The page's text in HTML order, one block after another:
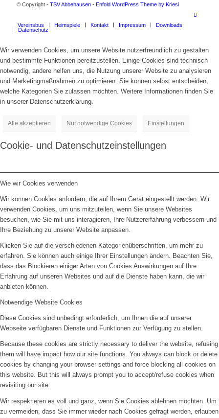
© Copyright - TSV Abbehausen- Enfold WordPress Theme by Kriesi
Vereinsbus Heimspiele Kontakt Impressum
Downloads
Datenschutz
Wir verwenden Cookies, um unsere Website nutzerfreundlich zu gestalten
und bestimmte Funktionen bereitzustellen. Einige Cookies sind technisch
notwendig, andere helfen uns, die Nutzung unserer Website zu analysieren
und Marketingmaßnahmen zu optimieren. Sie können selbst entscheiden,
welche Kategorien Sie zulassen möchten. Weitere Informationen finden Sie
in unserer Datenschutzerklärung.
Alle akzeptieren Nut notwendige Cookies Einstellungen
Cookie- und Datenschutzeinstellungen
Wie wir Cookies verwenden
Wir können Cookies anfordern, die auf Ihrem Gerät eingestellt werden. Wir
verwenden Cookies, um uns mitzuteilen, wenn Sie unsere Websites
besuchen, wie Sie mit uns interagieren, Ihre Nutzererfahrung verbessern und
Ihre Beziehung zu unserer Website anpassen.
Klicken Sie auf die verschiedenen Kategorienüberschriften, um mehr zu
erfahren. Sie können auch einige Ihrer Einstellungen ändern. Beachten Sie,
dass das Blockieren einiger Arten von Cookies Auswirkungen auf Ihre
Erfahrung auf unseren Websites und auf die Dienste haben kann, die wir
anbieten können.
Notwendige Website Cookies
Diese Cookies sind unbedingt erforderlich, um Ihnen die auf unserer
Webseite verfügbaren Dienste und Funktionen zur Verfügung zu stellen.
Because these cookies are strictly necessary to deliver the website, refusing
them will have impact how our site functions. You always can block or delete
cookies by changing your browser settings and force blocking all cookies on
this website. But this will always prompt you to accept/refuse cookies when
revisiting our site.
Wir respektieren es voll und ganz, wenn Sie Cookies ablehnen möchten. Um
zu vermeiden, dass Sie immer wieder nach Cookies gefragt werden, erlauben